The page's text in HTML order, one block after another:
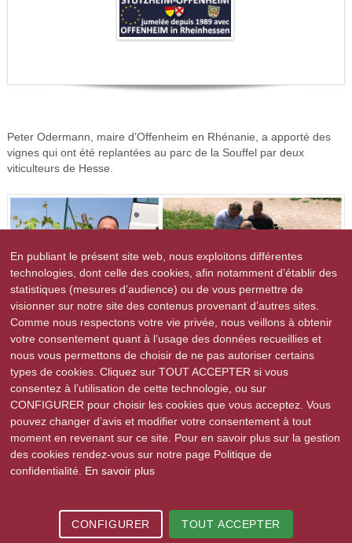
Peter Odermann, maire d’Offenheim en Rhénanie, a apporté des
vignes qui ont été replantées au parc de la Souffel par deux
viticulteurs de Hesse.
En publiant le présent site web, nous exploitons différentes
technologies, dont celle des cookies, afin notamment d’établir des
statistiques (mesures d’audience) ou de vous permettre de
visionner sur notre site des contenus provenant d’autres sites.
Comme nous respectons votre vie privée, nous veillons à obtenir
votre consentement quant à l’usage des données recueillies et
nous vous permettons de choisir de ne pas autoriser certains
types de cookies. Cliquez sur TOUT ACCEPTER si vous
consentez à l’utilisation de cette technologie, ou sur
CONFIGURER pour choisir les cookies que vous acceptez. Vous
pouvez changer d’avis et modifier votre consentement à tout
moment en revenant sur ce site. Pour en savoir plus sur la gestion
des cookies rendez-vous sur notre page Politique de
confidentialité. En savoir plus
CONFIGURER TOUT ACCEPTER